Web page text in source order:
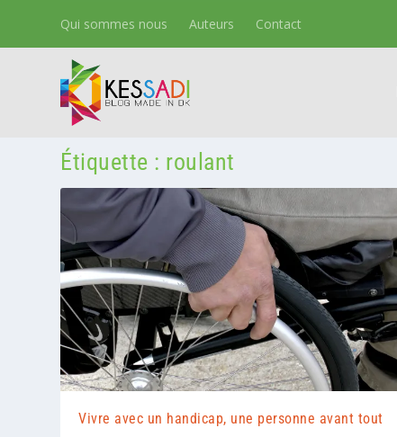
Qui sommes nous Auteurs Contact
Étiquette : roulant
Vivre avec un handicap, une personne avant tout